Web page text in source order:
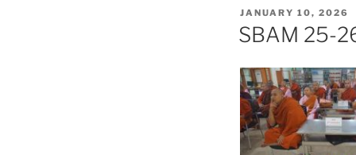
POSTED
ON
JANUARY 10, 2026
SBAM 25-